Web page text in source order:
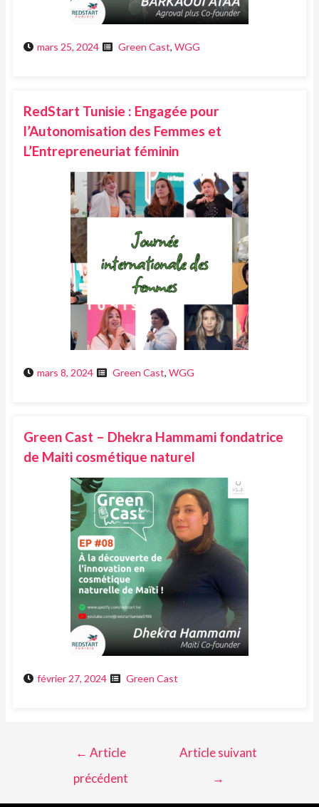
mars 25, 2024 Green Cast,WGG
RedStart Tunisie : Engagée pour
l’Autonomisation des Femmes et
L’Entrepreneuriat féminin
mars 8, 2024 Green Cast,WGG
Green Cast – Dhekra Hammami fondatrice
de Maiti cosmétique naturel
février 27, 2024 Green Cast
← Article
précédent
Article suivant
→